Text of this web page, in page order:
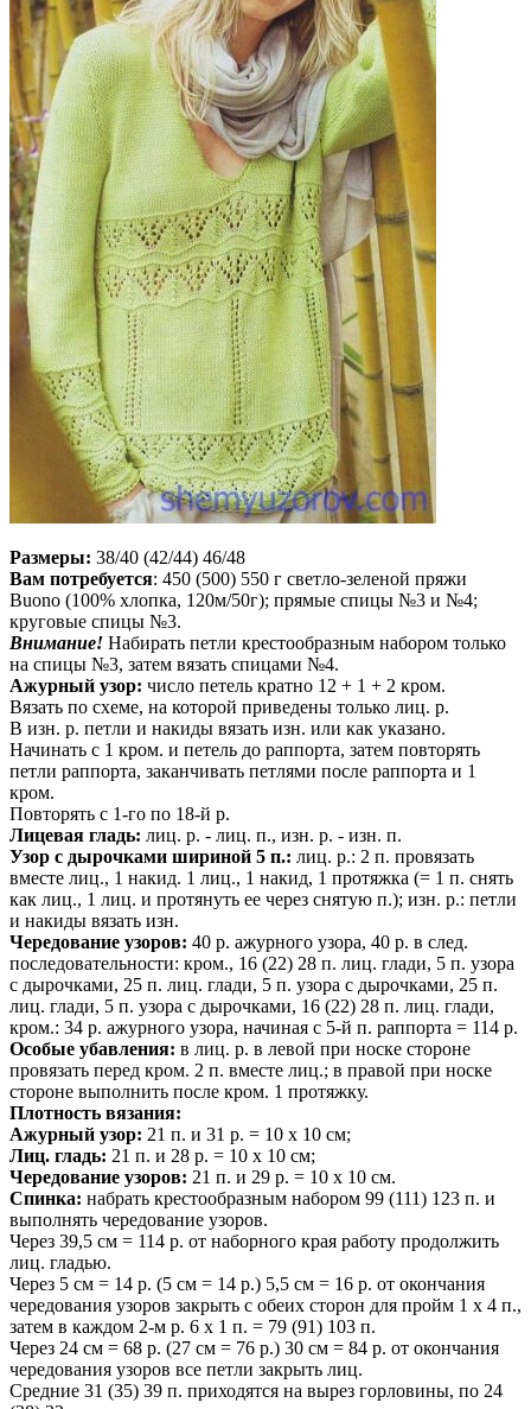
Размеры: 38/40 (42/44) 46/48
Вам потребуется: 450 (500) 550 г светло-зеленой пряжи
Buono (100% хлопка, 120м/50г); прямые спицы №3 и №4;
круговые спицы №3.
Внимание! Набирать петли крестообразным набором только
на спицы №3, затем вязать спицами №4.
Ажурный узор: число петель кратно 12 + 1 + 2 кром.
Вязать по схеме, на которой приведены только лиц. р.
В изн. р. петли и накиды вязать изн. или как указано.
Начинать с 1 кром. и петель до раппорта, затем повторять
петли раппорта, заканчивать петлями после раппорта и 1
кром.
Повторять с 1-го по 18-й р.
Лицевая гладь: лиц. р. - лиц. п., изн. р. - изн. п.
Узор с дырочками шириной 5 п.: лиц. р.: 2 п. провязать
вместе лиц., 1 накид. 1 лиц., 1 накид, 1 протяжка (= 1 п. снять
как лиц., 1 лиц. и протянуть ее через снятую п.); изн. р.: петли
и накиды вязать изн.
Чередование узоров: 40 р. ажурного узора, 40 р. в след.
последовательности: кром., 16 (22) 28 п. лиц. глади, 5 п. узора
с дырочками, 25 п. лиц. глади, 5 п. узора с дырочками, 25 п.
лиц. глади, 5 п. узора с дырочками, 16 (22) 28 п. лиц. глади,
кром.: 34 р. ажурного узора, начиная с 5-й п. раппорта = 114 р.
Особые убавления: в лиц. р. в левой при носке стороне
провязать перед кром. 2 п. вместе лиц.; в правой при носке
стороне выполнить после кром. 1 протяжку.
Плотность вязания:
Ажурный узор: 21 п. и 31 р. = 10 x 10 см;
Лиц. гладь: 21 п. и 28 р. = 10 х 10 см;
Чередование узоров: 21 п. и 29 р. = 10 х 10 см.
Спинка: набрать крестообразным набором 99 (111) 123 п. и
выполнять чередование узоров.
Через 39,5 см = 114 р. от наборного края работу продолжить
лиц. гладью.
Через 5 см = 14 р. (5 см = 14 р.) 5,5 см = 16 р. от окончания
чередования узоров закрыть с обеих сторон для пройм 1 х 4 п.,
затем в каждом 2-м р. 6 х 1 п. = 79 (91) 103 п.
Через 24 см = 68 р. (27 см = 76 р.) 30 см = 84 р. от окончания
чередования узоров все петли закрыть лиц.
Средние 31 (35) 39 п. приходятся на вырез горловины, по 24